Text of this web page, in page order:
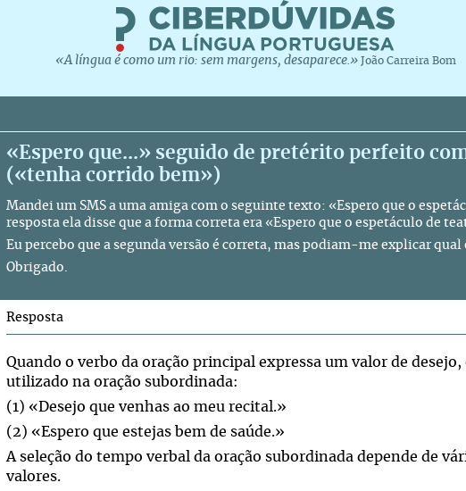
«A língua é como um rio: sem margens, desaparece.» João Carreira Bom
«Espero que...» seguido de pretérito perfeito
(«tenha corrido bem»)
Mandei um SMS a uma amiga com o seguinte texto: «Espero que o
resposta ela disse que a forma correta era «Espero que o espetáculo de
Eu percebo que a segunda versão é correta, mas podiam-me explicar
Obrigado.
Resposta
Quando o verbo da oração principal expressa um valor de
utilizado na oração subordinada:
(1) «Desejo que venhas ao meu recital.»
(2) «Espero que estejas bem de saúde.»
A seleção do tempo verbal da oração subordinada depende de
valores.